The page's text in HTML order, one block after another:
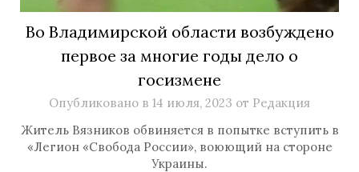
Во Владимирской области возбуждено
первое за многие годы дело о
госизмене
Опубликовано в 14 июля, 2023 от Редакция
Житель Вязников обвиняется в попытке вступить в
«Легион «Свобода России», воюющий на стороне
Украины.